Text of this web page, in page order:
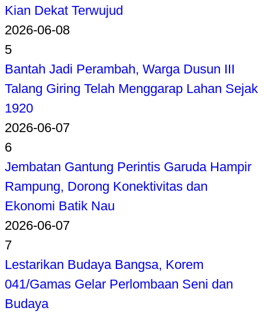
Kian Dekat Terwujud
2026-06-08
5
Bantah Jadi Perambah, Warga Dusun III
Talang Giring Telah Menggarap Lahan Sejak
1920
2026-06-07
6
Jembatan Gantung Perintis Garuda Hampir
Rampung, Dorong Konektivitas dan
Ekonomi Batik Nau
2026-06-07
7
Lestarikan Budaya Bangsa, Korem
041/Gamas Gelar Perlombaan Seni dan
Budaya